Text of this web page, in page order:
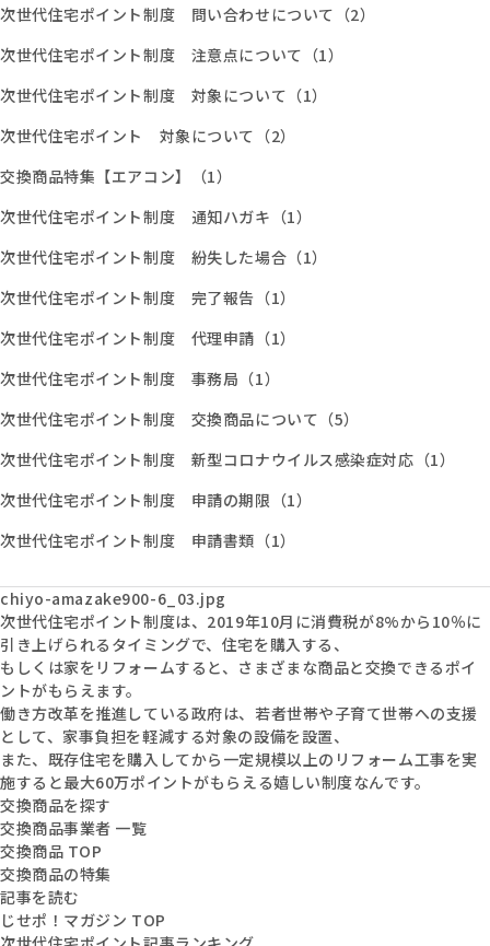
次世代住宅ポイント制度 問い合わせについて（2）
次世代住宅ポイント制度 注意点について（1）
次世代住宅ポイント制度 対象について（1）
次世代住宅ポイント 対象について（2）
交換商品特集【エアコン】（1）
次世代住宅ポイント制度 通知ハガキ（1）
次世代住宅ポイント制度 紛失した場合（1）
次世代住宅ポイント制度 完了報告（1）
次世代住宅ポイント制度 代理申請（1）
次世代住宅ポイント制度 事務局（1）
次世代住宅ポイント制度 交換商品について（5）
次世代住宅ポイント制度 新型コロナウイルス感染症対応（1）
次世代住宅ポイント制度 申請の期限（1）
次世代住宅ポイント制度 申請書類（1）
chiyo-amazake900-6_03.jpg
次世代住宅ポイント制度は、2019年10月に消費税が8%から10％に
引き上げられるタイミングで、住宅を購入する、
もしくは家をリフォームすると、さまざまな商品と交換できるポイ
ントがもらえます。
働き方改革を推進している政府は、若者世帯や子育て世帯への支援
として、家事負担を軽減する対象の設備を設置、
また、既存住宅を購入してから一定規模以上のリフォーム工事を実
施すると最大60万ポイントがもらえる嬉しい制度なんです。
交換商品を探す
交換商品事業者 一覧
交換商品 TOP
交換商品の特集
記事を読む
じせポ！マガジン TOP